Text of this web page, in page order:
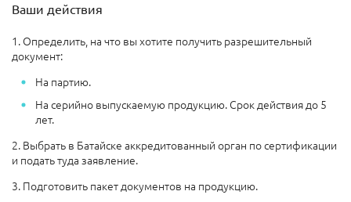
Ваши действия
1. Определить, на что вы хотите получить разрешительный
документ:
На партию.
На серийно выпускаемую продукцию. Срок действия до 5
лет.
2. Выбрать в Батайске аккредитованный орган по сертификации
и подать туда заявление.
3. Подготовить пакет документов на продукцию.